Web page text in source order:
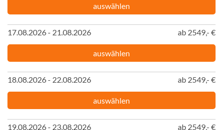
auswählen
17.08.2026 - 21.08.2026 ab 2549,- €
auswählen
18.08.2026 - 22.08.2026 ab 2549,- €
auswählen
19.08.2026 - 23.08.2026 ab 2549,- €